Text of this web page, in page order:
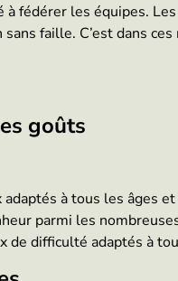
à fédérer les équipes.
faille. C’est dans
goûts
à tous les âges
parmi les
de difficulté adaptés à